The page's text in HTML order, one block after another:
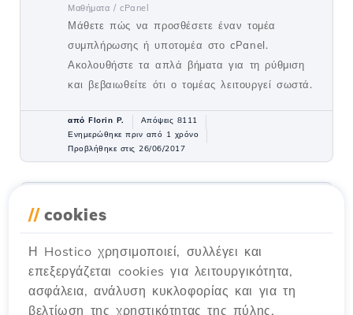
Μαθήματα / cPanel
Μάθετε πώς να προσθέσετε έναν τομέα
συμπλήρωσης ή υποτομέα στο cPanel.
Ακολουθήστε τα απλά βήματα για τη ρύθμιση
και βεβαιωθείτε ότι ο τομέας λειτουργεί σωστά.
από Florin P.
Απόψεις 8111
Ενημερώθηκε πριν από 1 χρόνο
Προβλήθηκε στις 26/06/2017
Εγκατάσταση μιας εφαρμογής
χρησιμοποιώντας το πρόσθετο
Softaculous του cPanel
Μαθήματα / Softaculous
Ανακαλύψτε πώς να εγκαταστήσετε
διαδικτυακές εφαρμογές χρησιμοποιώντας το
15
// cookies
Η Hostico χρησιμοποιεί, συλλέγει και
επεξεργάζεται cookies για λειτουργικότητα,
ασφάλεια, ανάλυση κυκλοφορίας και για τη
βελτίωση της χρηστικότητας της πύλης.